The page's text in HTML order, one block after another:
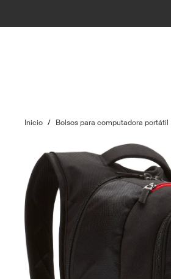
Inicio / Bolsos para computadora portátil